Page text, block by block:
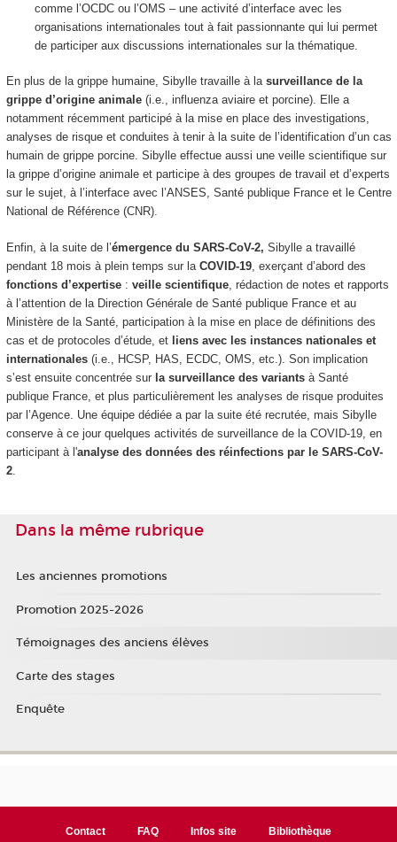
comme l’OCDC ou l’OMS – une activité d’interface avec les
organisations internationales tout à fait passionnante qui lui permet
de participer aux discussions internationales sur la thématique.
En plus de la grippe humaine, Sibylle travaille à la surveillance de la
grippe d’origine animale (i.e., influenza aviaire et porcine). Elle a
notamment récemment participé à la mise en place des investigations,
analyses de risque et conduites à tenir à la suite de l’identification d’un cas
humain de grippe porcine. Sibylle effectue aussi une veille scientifique sur
la grippe d’origine animale et participe à des groupes de travail et d’experts
sur le sujet, à l’interface avec l’ANSES, Santé publique France et le Centre
National de Référence (CNR).
Enfin, à la suite de l’émergence du SARS-CoV-2, Sibylle a travaillé
pendant 18 mois à plein temps sur la COVID-19, exerçant d’abord des
fonctions d’expertise: veille scientifique, rédaction de notes et rapports
à l’attention de la Direction Générale de Santé publique France et au
Ministère de la Santé, participation à la mise en place de définitions des
cas et de protocoles d’étude, et liens avec les instances nationales et
internationales(i.e., HCSP, HAS, ECDC, OMS, etc.). Son implication
s’est ensuite concentrée sur la surveillance des variantsà Santé
publique France, et plus particulièrement les analyses de risque produites
par l’Agence. Une équipe dédiée a par la suite été recrutée, mais Sibylle
conserve à ce jour quelques activités de surveillance de la COVID-19, en
participant à l'analyse des données des réinfections par le SARS-CoV-
2.
Dans la même rubrique
Les anciennes promotions
Promotion 2025-2026
Témoignages des anciens élèves
Carte des stages
Enquête
Contact FAQ Infos site
Bibliothèque